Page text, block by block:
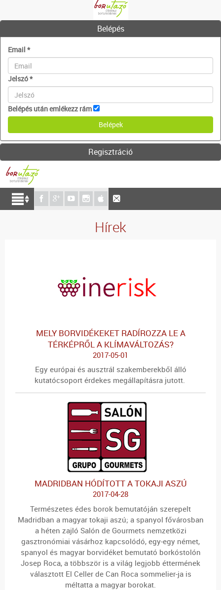
Belépés
Email *
Jelszó*
Belépés után emlékezz rám
Regisztráció
Hírek
MELY BORVIDÉKEKET RADÍROZZA LE A
TÉRKÉPRŐL A KLÍMAVÁLTOZÁS?
2017-05-01
Egy európai és ausztrál szakemberekből álló
kutatócsoport érdekes megállapításra jutott.
MADRIDBAN HÓDÍTOTT A TOKAJI ASZÚ
2017-04-28
Természetes édes borok bemutatóján szerepelt
Madridban a magyar tokaji aszú; a spanyol fővárosban
a héten zajló Salón de Gourmets nemzetközi
gasztronómiai vásárhoz kapcsolódó, egy-egy német,
spanyol és magyar borvidéket bemutató borkóstolón
Josep Roca, a többször is a világ legjobb éttermének
választott El Celler de Can Roca sommelier-ja is
méltatta a magyar borokat.